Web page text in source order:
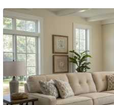
kunnen ook d...